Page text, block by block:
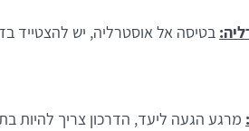
בטיסה אל אוסטרליה, יש להצטייד
מרגע הגעה ליעד, הדרכון צריך להיות